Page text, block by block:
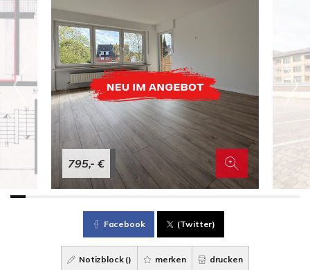
795,- €
Facebook (Twitter)
Notizblock () merken drucken